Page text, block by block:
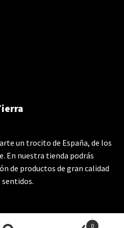
un trocito de España, de los
En nuestra tienda podrás
de productos de gran calidad
0